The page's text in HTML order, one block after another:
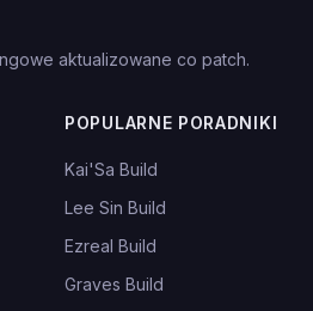
aktualizowane co patch.
POPULARNE PORADNIKI
Kai'Sa Build
Lee Sin Build
Ezreal Build
Graves Build